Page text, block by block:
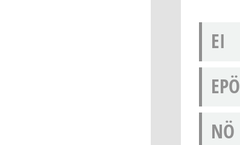
EI
EPÖ
NÖ